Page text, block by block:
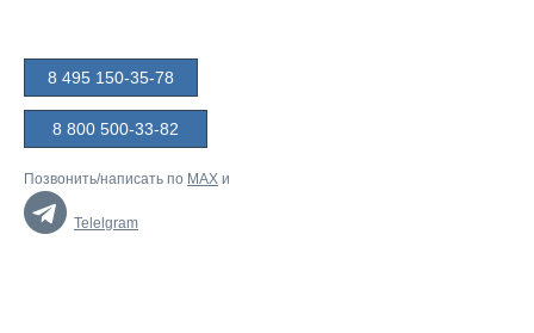
8 495 150-35-78
8 800 500-33-82
Позвонить/написать по MAX и
Telelgram